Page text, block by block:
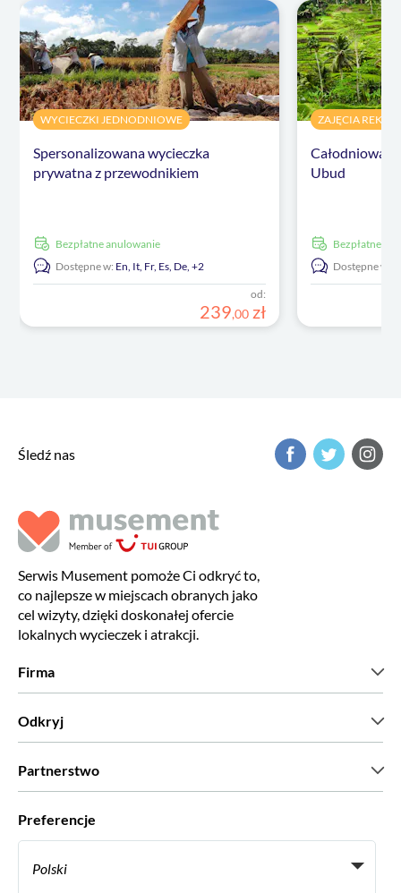
WYCIECZKI JEDNODNIOWE
Spersonalizowana wycieczka
prywatna z przewodnikiem
Bezpłatne anulowanie
Dostępne w: En, It, Fr, Es, De,+2
od:
239,00 zł
ZAJĘCIA
Całodniowa
Ubud
Bezpłatne
Dostępne w:
Śledź nas
Serwis Musement pomoże Ci odkryć to,
co najlepsze w miejscach obranych jako
cel wizyty, dzięki doskonałej ofercie
lokalnych wycieczek i atrakcji.
Firma
Odkryj
Partnerstwo
Programy powiązane
Preferencje
Polski